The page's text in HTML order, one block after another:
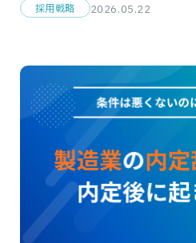
採用戦略 2026.05.22